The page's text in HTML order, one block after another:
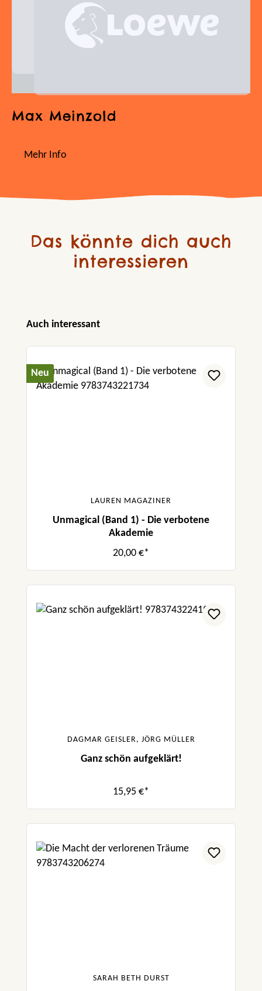
Max Meinzold
Mehr Info
Das könnte dich auch
interessieren
Produktgalerie überspringen
Auch interessant
Neu
LAUREN MAGAZINER
Unmagical (Band 1) - Die verbotene
Akademie
20,00 €*
DAGMAR GEISLER, JÖRG MÜLLER
Ganz schön aufgeklärt!
15,95 €*
SARAH BETH DURST